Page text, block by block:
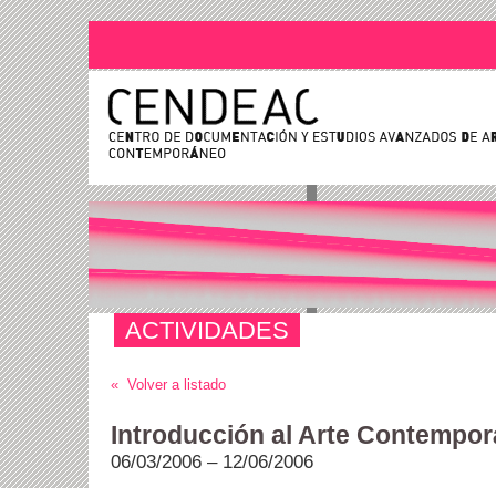
ACTIVIDADES
« Volver a listado
Introducción al Arte
06/03/2006 – 12/06/2006